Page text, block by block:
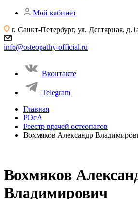
Мой кабинет
г. Санкт-Петербург, ул. Дегтярная,
info@osteopathy-official.ru
Вконтакте
Telegram
Главная
РОсА
Реестр врачей остеопатов
Вохмяков Александр
Вохмяков
Владимирович